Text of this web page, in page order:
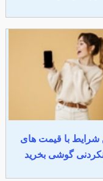
شرایط با قیمت های
گوشی بخرید